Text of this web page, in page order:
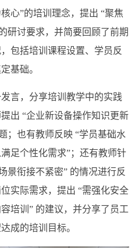
心”的培训理念，提出 “聚焦
研讨要求，并简要回顾了前期
包括培训课程设置、学员反
基础。
言，分享培训教学中的实践
出 “企业新设备操作知识更新
；也有教师反映 “学员基础水
足个性化需求”；还有教师针
景衔接不紧密” 的情况进行反
实际需求，提出 “需强化安全
培训” 的建议，并分享了员工
成的培训目标。